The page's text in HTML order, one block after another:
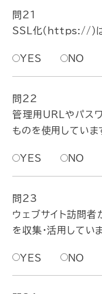
問21
SSL化（https://）
YES NO
問22
管理用URLやパス
ものを使用していま
YES NO
問23
ウェブサイト訪問者
を収集・活用してい
YES NO